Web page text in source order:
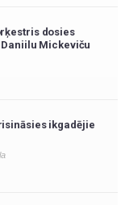
dosies
Mickeviču
ikgadējie